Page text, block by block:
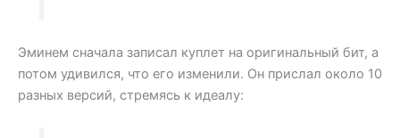
Эминем сначала записал куплет на оригинальный бит, а
потом удивился, что его изменили. Он прислал около 10
разных версий, стремясь к идеалу: